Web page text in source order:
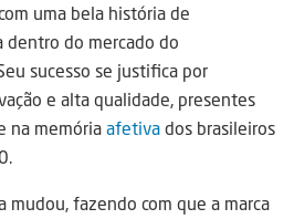
uma bela história de
dentro do mercado do
sucesso se justifica por
e alta qualidade, presentes
na memóriaafetivados brasileiros
mudou, fazendo com que a marca